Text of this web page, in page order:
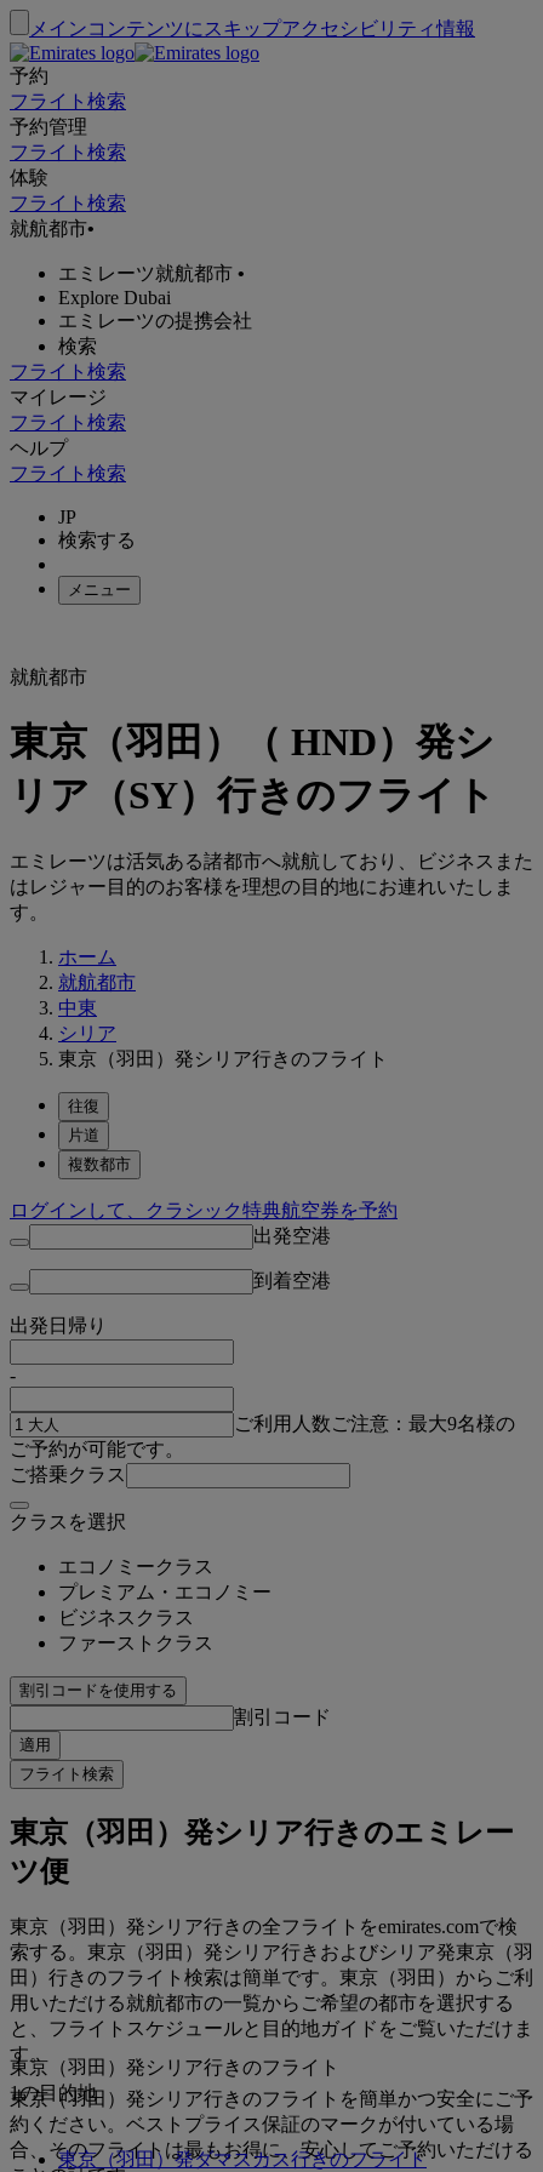
メインコンテンツにスキップアクセシビリティ情報
予約
フライト検索
予約管理
フライト検索
体験
フライト検索
就航都市•
エミレーツ就航都市 •
Explore Dubai
エミレーツの提携会社
検索
フライト検索
マイレージ
フライト検索
ヘルプ
フライト検索
JP
検索する
メニュー
就航都市
東京（羽田）（ HND）発シ
リア（SY）行きのフライト
エミレーツは活気ある諸都市へ就航しており、ビジネスまた
はレジャー目的のお客様を理想の目的地にお連れいたしま
す。
ホーム
就航都市
中東
シリア
東京（羽田）発シリア行きのフライト
往復
片道
複数都市
ログインして、クラシック特典航空券を予約
出発空港
到着空港
出発日 帰り
-
ご利用人数ご注意：最大9名様の
ご予約が可能です。
ご搭乗クラス
クラスを選択
エコノミークラス
プレミアム・エコノミー
ビジネスクラス
ファーストクラス
割引コードを使用する
割引コード
適用
フライト検索
東京（羽田）発シリア行きのエミレー
ツ便
東京（羽田）発シリア行きの全フライトをemirates.comで検
索する。東京（羽田）発シリア行きおよびシリア発東京（羽
田）行きのフライト検索は簡単です。東京（羽田）からご利
用いただける就航都市の一覧からご希望の都市を選択する
と、フライトスケジュールと目的地ガイドをご覧いただけま
す。
東京（羽田）発シリア行きのフライトを簡単かつ安全にご予
約ください。ベストプライス保証のマークが付いている場
合、そのフライトは最もお得に、安心してご予約いただける
東京（羽田）発シリア行きのフライト
1の目的地
東京（羽田）発ダマスカス行きのフライト